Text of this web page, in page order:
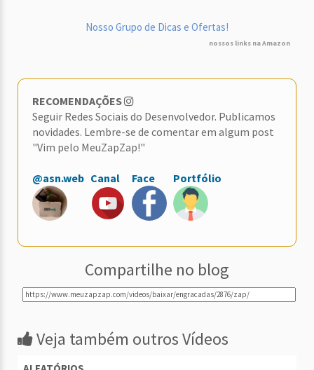
Nosso Grupo de Dicas e Ofertas!
nossos links na Amazon
RECOMENDAÇÕES
Seguir Redes Sociais do Desenvolvedor. Publicamos
novidades. Lembre-se de comentar em algum post
"Vim pelo MeuZapZap!"
@asn.web Canal Face Portfólio
Compartilhe no blog
Veja também outros Vídeos